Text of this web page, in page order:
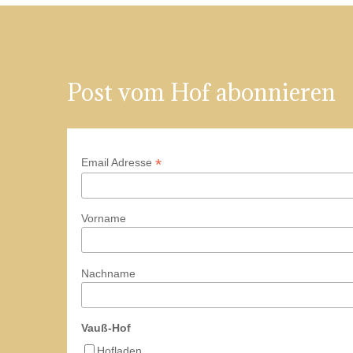
Post vom Hof abonnieren
Email Adresse *
Vorname
Nachname
Vauß-Hof